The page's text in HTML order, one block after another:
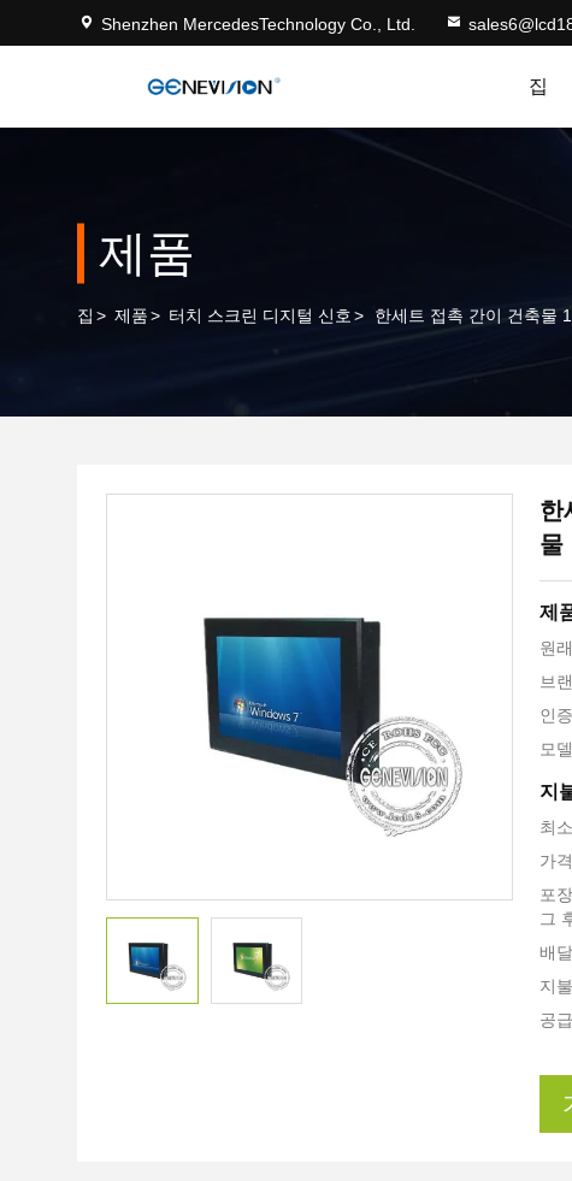
Shenzhen MercedesTechnology Co., Ltd.
집
제품
집 > 제품> 터치 스크린 디지털 신호> 한세트 접촉 간이 건축물
한
물
제
원
브
인
모
지
최
가
포
그
배
지
공